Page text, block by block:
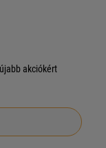
akciókért